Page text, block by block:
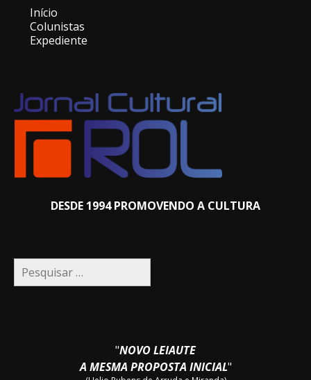
Início
Colunistas
Expediente
DESDE 1994 PROMOVENDO A CULTURA
Pesquisar
por:
"NOVO LEIAUTE
A MESMA PROPOSTA INICIAL"